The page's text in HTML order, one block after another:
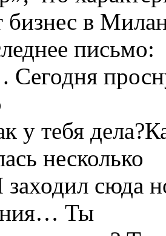
бизнес в
письмо:
Сегодня
у тебя
несколько
сюда
Ты